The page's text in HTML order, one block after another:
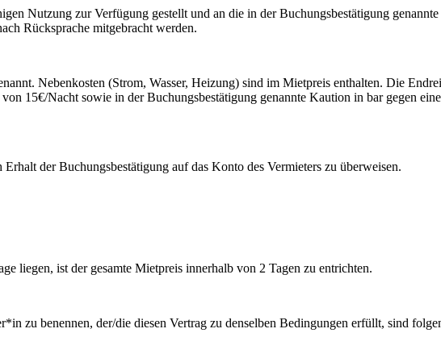
Nutzung zur Verfügung gestellt und an die in der Buchungsbestätigung
Rücksprache mitgebracht werden.
Nebenkosten (Strom, Wasser, Heizung) sind im Mietpreis enthalten. Die
15€/Nacht sowie in der Buchungsbestätigung genannte Kaution in bar gegen
der Buchungsbestätigung auf das Konto des Vermieters zu überweisen.
liegen, ist der gesamte Mietpreis innerhalb von 2 Tagen zu entrichten.
zu benennen, der/die diesen Vertrag zu denselben Bedingungen erfüllt, sind